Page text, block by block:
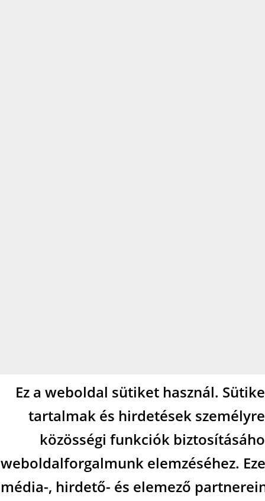
Ez a weboldal sütiket használ.
tartalmak és hirdetések
közösségi funkciók
weboldalforgalmunk elemzéséhez.
média-, hirdető- és elemező